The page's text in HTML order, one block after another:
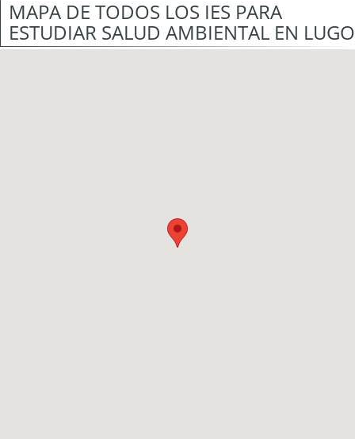
MAPA DE TODOS LOS IES PARA
ESTUDIAR SALUD AMBIENTAL EN LUGO